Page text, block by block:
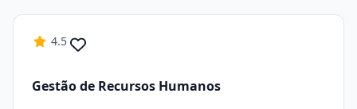
4.5
Gestão de Recursos Humanos